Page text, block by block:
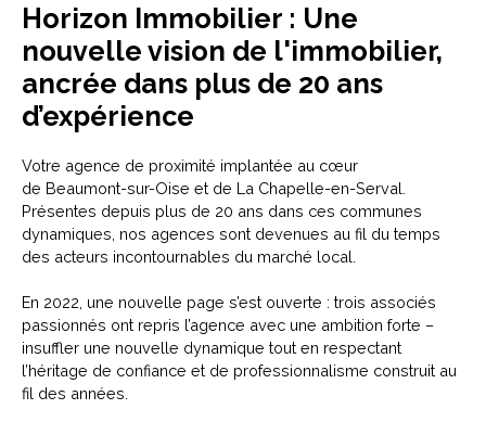
Horizon Immobilier : Une
nouvelle vision de l'immobilier,
ancrée dans plus de 20 ans
d’expérience
Votre agence de proximité implantée au cœur
de Beaumont-sur-Oise et de La Chapelle-en-Serval
Présentes depuis plus de 20 ans dans ces communes
dynamiques, nos agences sont devenues au fil du temps
des acteurs incontournables du marché local.
En 2022 , une nouvelle page s’est ouverte : trois associés
passionnés ont repris l’agence avec une ambition forte –
insuffler une nouvelle dynamique tout en respectant
l’héritage de confiance et de professionnalisme construit au
fil des années.